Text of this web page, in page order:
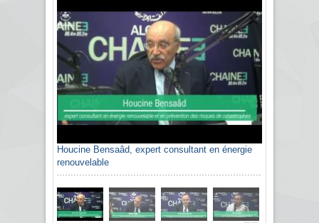
Houcine Bensaâd, expert consultant en énergie
renouvelable